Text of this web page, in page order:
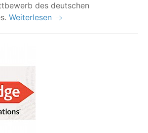
des deut­schen
Weiterlesen